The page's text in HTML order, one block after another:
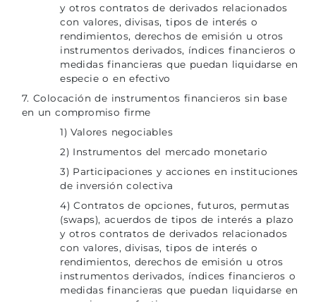
y otros contratos de derivados relacionados
con valores, divisas, tipos de interés o
rendimientos, derechos de emisión u otros
instrumentos derivados, índices financieros o
medidas financieras que puedan liquidarse en
especie o en efectivo
7. Colocación de instrumentos financieros sin base
en un compromiso firme
1) Valores negociables
2) Instrumentos del mercado monetario
3) Participaciones y acciones en instituciones
de inversión colectiva
4) Contratos de opciones, futuros, permutas
(swaps), acuerdos de tipos de interés a plazo
y otros contratos de derivados relacionados
con valores, divisas, tipos de interés o
rendimientos, derechos de emisión u otros
instrumentos derivados, índices financieros o
medidas financieras que puedan liquidarse en